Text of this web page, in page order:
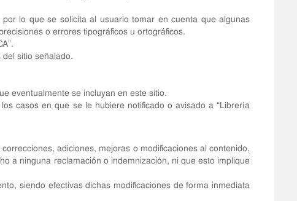
lo que se solicita al usuario tomar en cuenta que algunas
o errores tipográficos u ortográficos.
sitio señalado.
eventualmente se incluyan en este sitio.
casos en que se le hubiere notificado o avisado a “Librería
adiciones, mejoras o modificaciones al contenido,
a ninguna reclamación o indemnización, ni que esto implique
siendo efectivas dichas modificaciones de forma inmediata